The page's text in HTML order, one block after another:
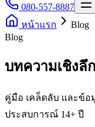
080-557-8887
หน้าแรก
Blog
Blog
บทความเชิงลึ
คู่มือ เคล็ดลับ และข้อ
ประสบการณ์ 14+ ปี